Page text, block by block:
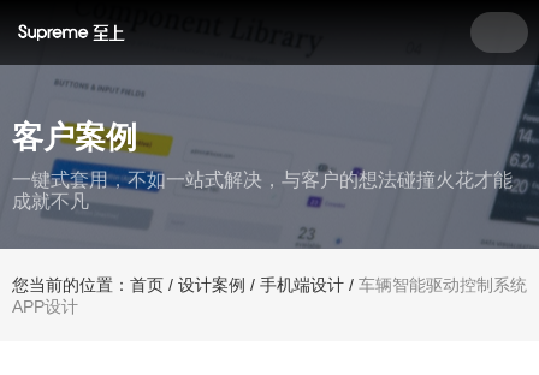
客户案例
一键式套用，不如一站式解决，与客户的想法碰撞火花才能
成就不凡
您当前的位置：首页 / 设计案例 / 手机端设计 / 车辆智能驱动控制系统
APP设计